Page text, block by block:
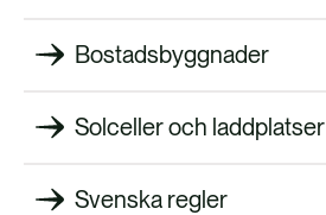
Bostadsbyggnader
Solceller och laddplatser
Svenska regler